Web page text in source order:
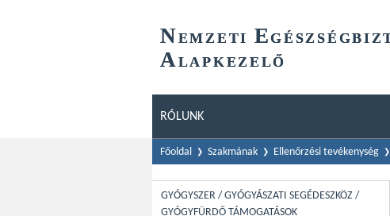
NEMZETI E
ALAPKEZELŐ
RÓLUNK
Főoldal Szakmának Ellenőrzési tevékenység
GYÓGYSZER / GYÓGYÁSZATI SEGÉDESZKÖZ /
GYÓGYFÜRDŐ TÁMOGATÁSOK